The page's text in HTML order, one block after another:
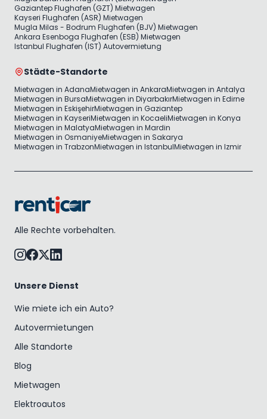
Gaziantep Flughafen (GZT) Mietwagen
Kayseri Flughafen (ASR) Mietwagen
Mugla Milas - Bodrum Flughafen (BJV) Mietwagen
Ankara Esenboga Flughafen (ESB) Mietwagen
Istanbul Flughafen (IST) Autovermietung
Städte-Standorte
Mietwagen in AdanaMietwagen in AnkaraMietwagen in Antalya
Mietwagen in BursaMietwagen in DiyarbakırMietwagen in Edirne
Mietwagen in EskişehirMietwagen in Gaziantep
Mietwagen in KayseriMietwagen in KocaeliMietwagen in Konya
Mietwagen in MalatyaMietwagen in Mardin
Mietwagen in OsmaniyeMietwagen in Sakarya
Mietwagen in TrabzonMietwagen in IstanbulMietwagen in Izmir
Alle Rechte vorbehalten.
Unsere Dienst
Wie miete ich ein Auto?
Autovermietungen
Alle Standorte
Blog
Mietwagen
Elektroautos